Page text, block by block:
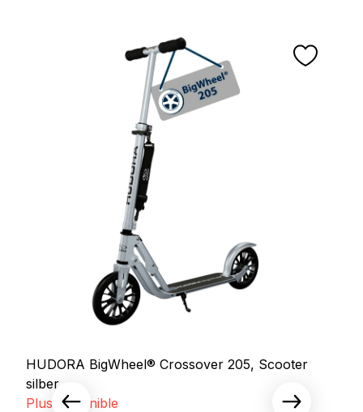
HUDORA BigWheel® Crossover 205, Scooter
silber
Plus disponible